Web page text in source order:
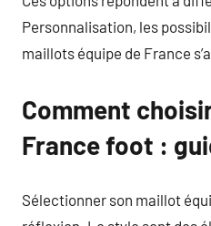
Personnalisation, les
maillots équipe de France
Comment
France foot :
Sélectionner son maillot